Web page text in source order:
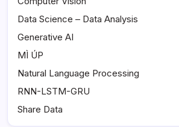
Data Science – Data Analysis
Generative AI
MÌ ÚP
Natural Language Processing
RNN-LSTM-GRU
Share Data